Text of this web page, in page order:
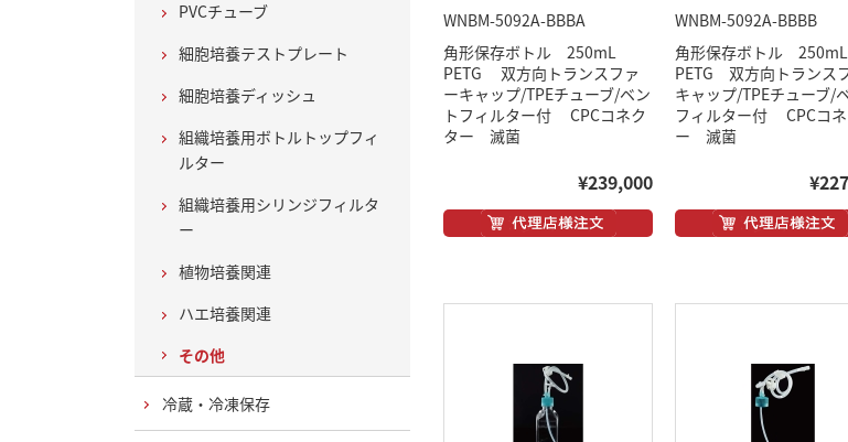
WNBM-5092A-BBBA
角形保存ボトル 250mL
PETG 双方向トランスファ
ーキャップ/TPEチューブ/ベン
トフィルター付 CPCコネク
ター 滅菌
¥239,000
WNBM-5092A-BBBB
角形保存ボトル
PETG 双方向トランス
キャップ/TPEチューブ/
フィルター付 CPCコネ
ー 滅菌
PVCチューブ
細胞培養テストプレート
細胞培養ディッシュ
組織培養用ボトルトップフィ
ルター
組織培養用シリンジフィルタ
ー
植物培養関連
ハエ培養関連
その他
冷蔵・冷凍保存